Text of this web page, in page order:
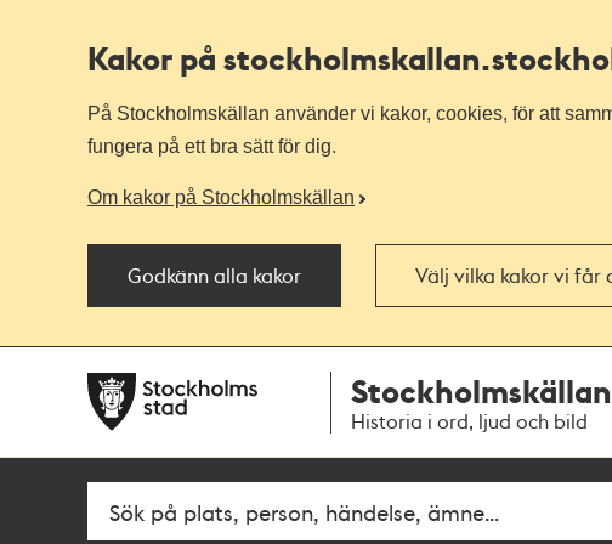
Kakor på stockholmskallan
På Stockholmskällan använder vi kakor, cookies, för att
fungera på ett bra sätt för dig.
Om kakor på Stockholmskällan
Godkänn alla kakor Välj vilka kakor vi får
navigationen
huvudinnehållet
Stockholmskällan
Historia i ord, ljud och bild
Fritextsök